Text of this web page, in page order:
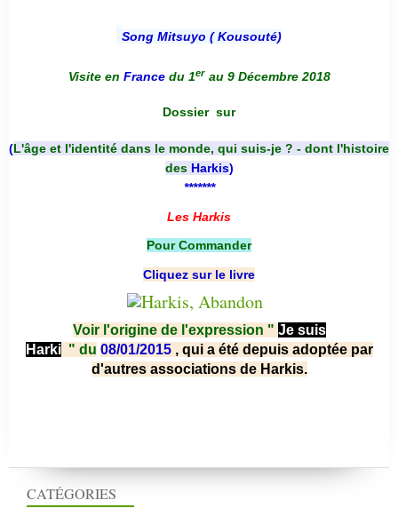
CATÉGORIES
Song Mitsuyo ( Kousouté)
Visite en France du 1er au 9 Décembre 2018
Dossier sur
(L'âge et l'identité dans le monde, qui suis-je ? - dont l'histoire
des Harkis)
*******
Les Harkis
Pour Commander
Cliquez sur le livre
Voir l'origine de l'expression " Je suis
Harki " du 08/01/2015 , qui a été depuis adoptée par
d'autres associations de Harkis.